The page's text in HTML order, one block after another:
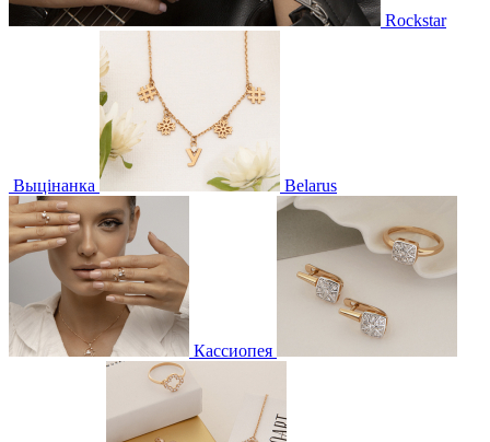
Rockstar
Выцінанка Belarus
Кассиопея